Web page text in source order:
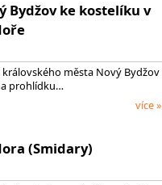
Bydžov ke kostelíku v
města Nový Bydžov
prohlídku…
více »
(Smidary)